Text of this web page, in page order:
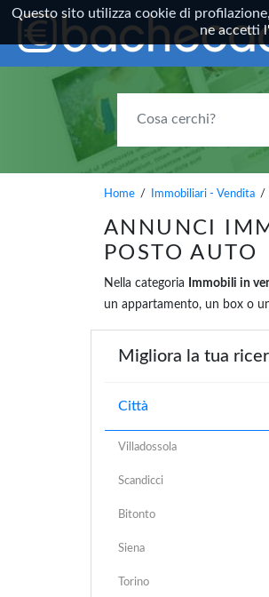
Questo sito utilizza cookie di
ne accetti
Home / Immobiliari - Vendita /
ANNUNCI
POSTO AUTO
Nella categoria Immobili in
un appartamento, un box o
Migliora la tua
Città
Villadossola
Scandicci
Bitonto
Siena
Torino